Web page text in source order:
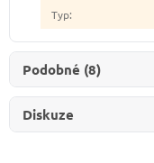
Typ:
Podobné (8)
Diskuze